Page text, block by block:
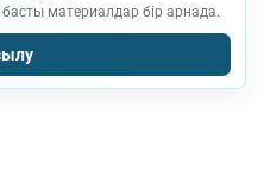
материалдар бір арнада.